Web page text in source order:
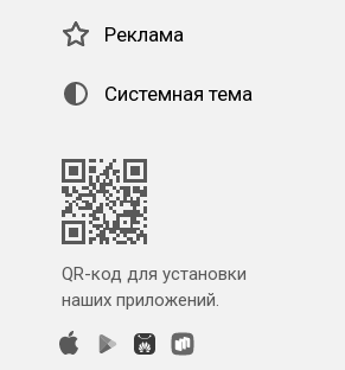
Реклама
Системная тема
QR-код для установки
наших приложений.